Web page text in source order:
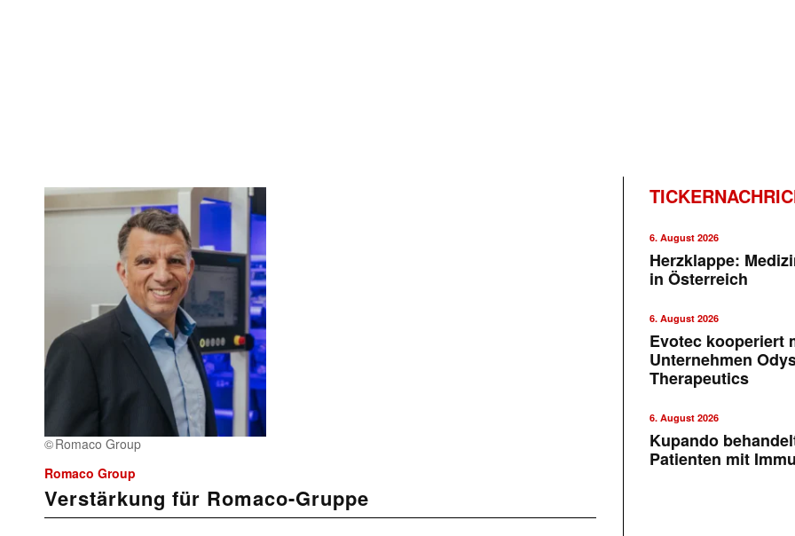
Romaco Group
Romaco Group
Verstärkung für Romaco-Gruppe
6. August 2026
Herzklappe:
in Österreich
6. August 2026
Evotec kooperiert
Unternehmen
Therapeutics
6. August 2026
Kupando
Patienten mit